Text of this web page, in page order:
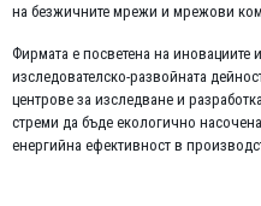
на безжичните мрежи и мрежови
Фирмата е посветена на иновациите
изследователско-развойната
центрове за изследване и
стреми да бъде екологично
енергийна ефективност в